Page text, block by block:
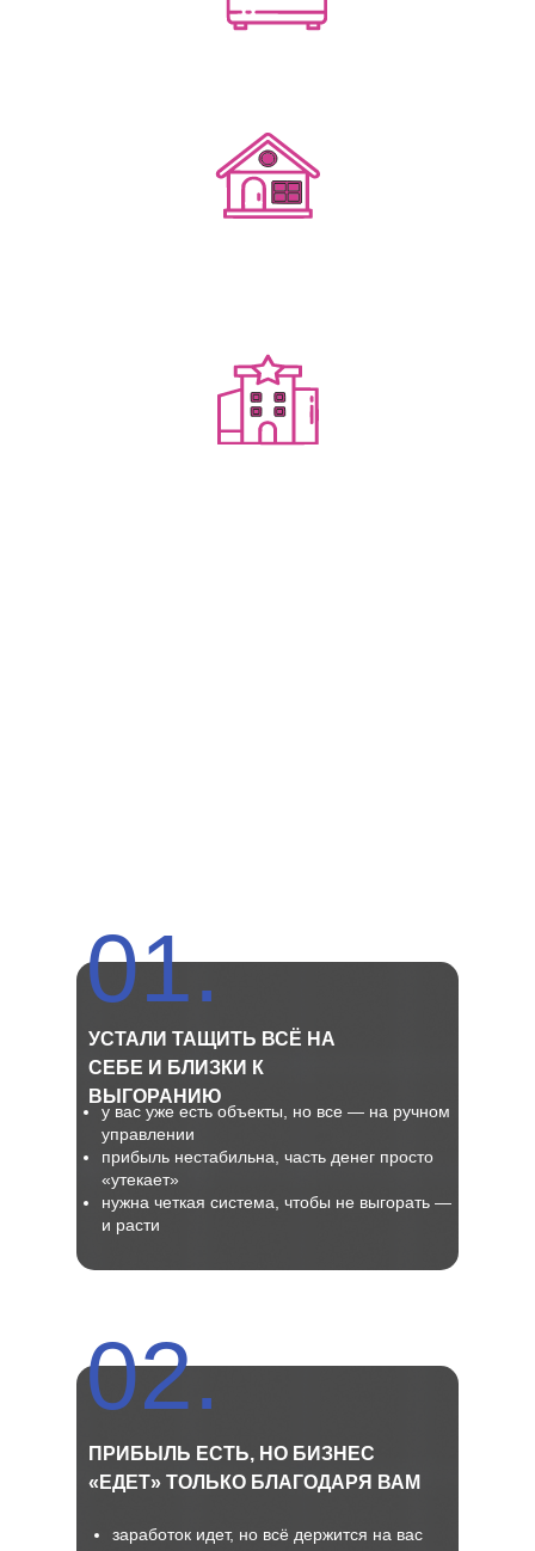
01.
02.
УСТАЛИ ТАЩИТЬ ВСЁ НА
СЕБЕ И БЛИЗКИ К
ВЫГОРАНИЮ
ПРИБЫЛЬ ЕСТЬ, НО БИЗНЕС
«ЕДЕТ» ТОЛЬКО БЛАГОДАРЯ ВАМ
у вас уже есть объекты, но все — на ручном
управлении
прибыль нестабильна, часть денег просто
«утекает»
нужна четкая система, чтобы не выгорать —
и расти
заработок идет, но всё держится на вас